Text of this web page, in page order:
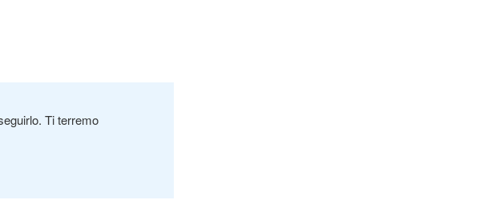
Ti terremo